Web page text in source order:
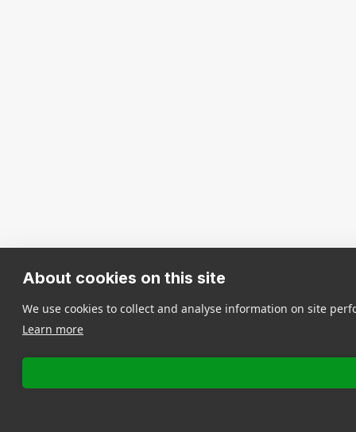
About cookies on this site
We use cookies to collect and analyse information on site
Learn more